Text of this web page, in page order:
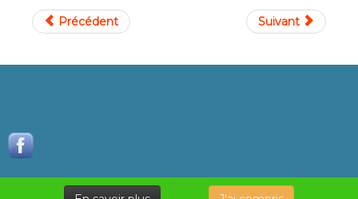
Précédent Suivant